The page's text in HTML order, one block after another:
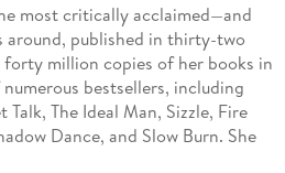
most critically acclaimed—and
around, published in thirty-two
million copies of her books in
bestsellers, including
Talk, The Ideal Man, Sizzle, Fire
Dance, and Slow Burn. She